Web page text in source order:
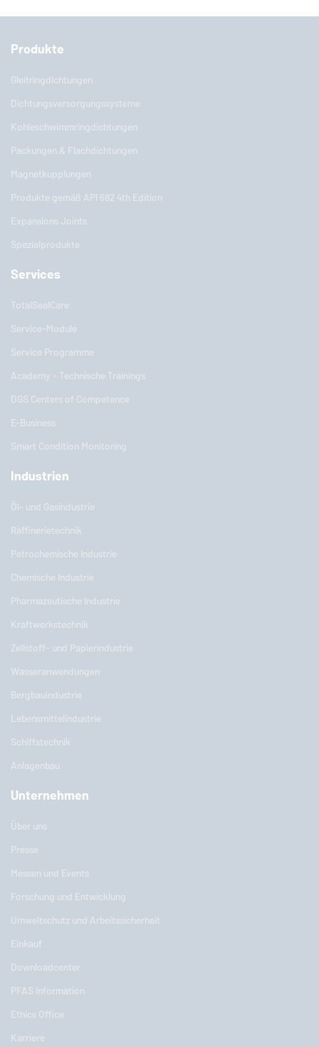
Produkte
Gleitringdichtungen
Dichtungsversorgungssysteme
Kohleschwimmringdichtungen
Packungen & Flachdichtungen
Magnetkupplungen
Produkte gemäß API 682 4th Edition
Expansions Joints
Spezialprodukte
Services
TotalSealCare
Service-Module
Service Programme
Academy - Technische Trainings
DGS Centers of Competence
E-Business
Smart Condition Monitoring
Industrien
Öl- und Gasindustrie
Raffinerietechnik
Petrochemische Industrie
Chemische Industrie
Pharmazeutische Industrie
Kraftwerkstechnik
Zellstoff- und Papierindustrie
Wasseranwendungen
Bergbauindustrie
Lebensmittelindustrie
Schiffstechnik
Anlagenbau
Unternehmen
Über uns
Presse
Messen und Events
Forschung und Entwicklung
Umweltschutz und Arbeitssicherheit
Einkauf
Downloadcenter
PFAS Information
Ethics Office
Karriere